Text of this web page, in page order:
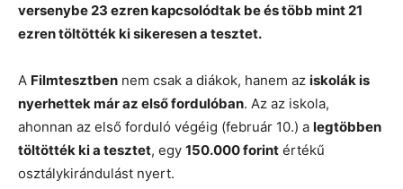
versenybe 23 ezren kapcsolódtak be és több mint 21
ezren töltötték ki sikeresen a tesztet.
A Filmtesztben nem csak a diákok, hanem az iskolák is
nyerhettek már az első fordulóban. Az az iskola,
ahonnan az első forduló végéig (február 10.) a legtöbben
töltötték ki a tesztet, egy 150.000 forint értékű
osztálykirándulást nyert.